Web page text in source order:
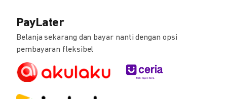
PayLater
Belanja sekarang dan bayar nanti dengan opsi
pembayaran fleksibel